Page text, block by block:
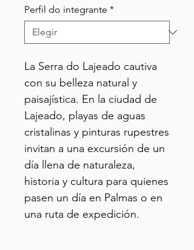
Perfil do integrante *
La Serra do Lajeado cautiva
con su belleza natural y
paisajística. En la ciudad de
Lajeado, playas de aguas
cristalinas y pinturas rupestres
invitan a una excursión de un
día llena de naturaleza,
historia y cultura para quienes
pasen un día en Palmas o en
una ruta de expedición.